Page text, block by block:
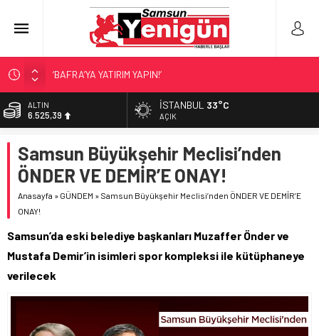
‘BAFRA’YA YATIRIM YAPIN!’
İŞTE FINDIK FİYATI!
SAMSUNSPOR’DA TRANSFER!
SAMSUNSPOR’DA HEDEF 5’İNCİLİK!
ALTIN
6.525,39
13.788,73
DOLAR
47,5954
EURO
İSTANBUL 33°C
AÇIK
Samsun Büyükşehir Meclisi’nden
ÖNDER VE DEMİR’E ONAY!
Anasayfa » GÜNDEM » Samsun Büyükşehir Meclisi’nden ÖNDER VE DEMİR’E
ONAY!
Samsun’da eski belediye başkanları Muzaffer Önder ve
Mustafa Demir’in isimleri spor kompleksi ile kütüphaneye
verilecek